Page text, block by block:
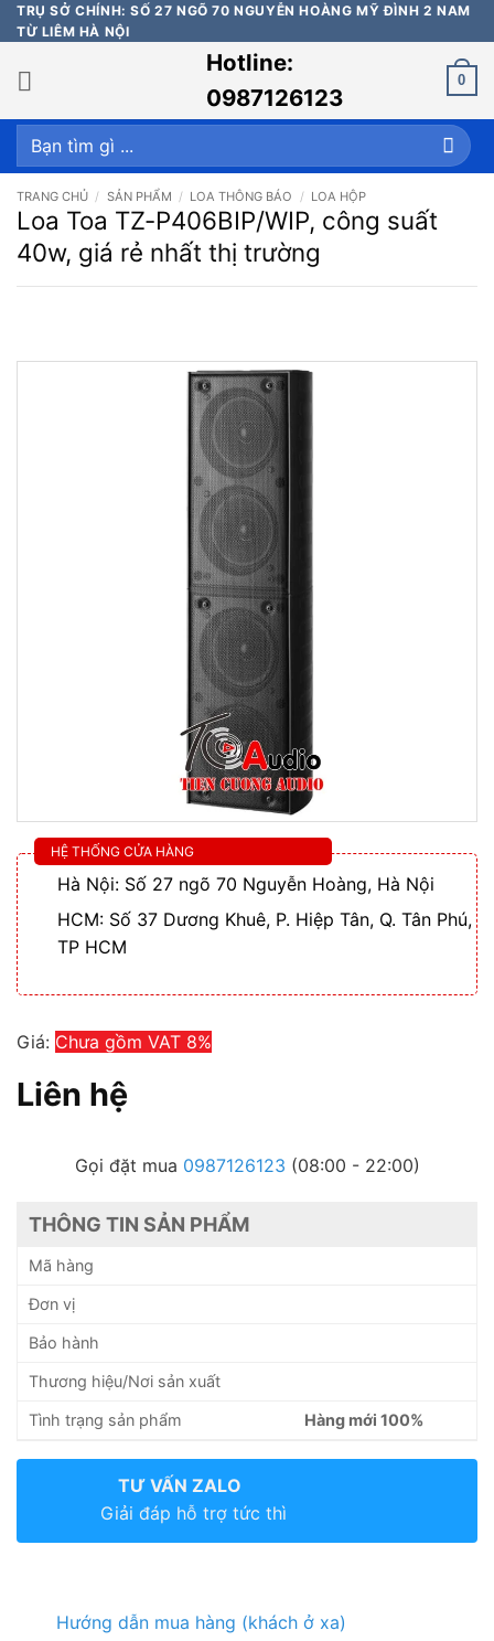
Bỏ
qua
nội
dung
TRỤ SỞ CHÍNH: SỐ 27 NGÕ 70 NGUYỄN HOÀNG MỸ ĐÌNH 2 NAM
TỪ LIÊM HÀ NỘI
Hotline:
0987126123
0
Tìm
kiếm:
TRANG CHỦ / SẢN PHẨM / LOA THÔNG BÁO / LOA HỘP
Loa Toa TZ-P406BIP/WIP, công suất
40w, giá rẻ nhất thị trường
HỆ THỐNG CỬA HÀNG
Hà Nội: Số 27 ngõ 70 Nguyễn Hoàng, Hà Nội
HCM: Số 37 Dương Khuê, P. Hiệp Tân, Q. Tân Phú,
TP HCM
Giá: Chưa gồm VAT 8%
Liên hệ
Gọi đặt mua 0987126123 (08:00 - 22:00)
THÔNG TIN SẢN PHẨM
Mã hàng
Đơn vị
Bảo hành
Thương hiệu/Nơi sản xuất
Tình trạng sản phẩm Hàng mới 100%
TƯ VẤN ZALO
Giải đáp hỗ trợ tức thì
Hướng dẫn mua hàng (khách ở xa)